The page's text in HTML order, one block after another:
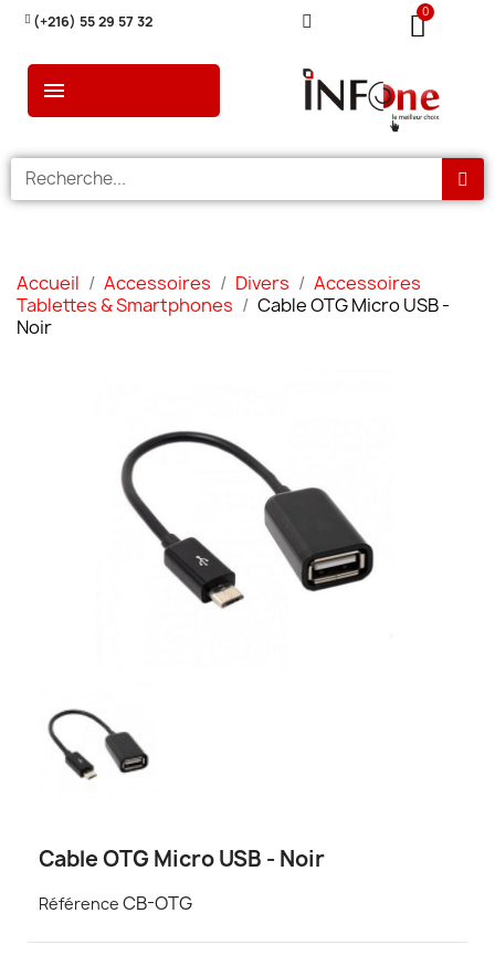
(+216) 55 29 57 32
Accueil Accessoires Divers
Accessoires
Tablettes & Smartphones
Cable OTG Micro USB -
Noir
Cable OTG Micro USB - Noir
Référence CB-OTG